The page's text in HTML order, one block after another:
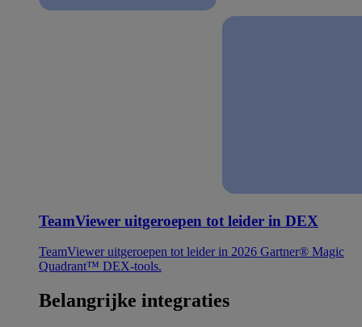
TeamViewer uitgeroepen tot leider in DEX
TeamViewer uitgeroepen tot leider in 2026 Gartner® Magic
Quadrant™ DEX-tools.
Belangrijke integraties